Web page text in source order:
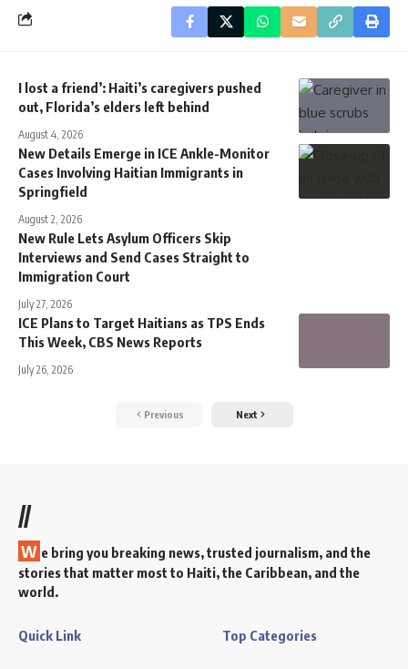
I lost a friend’: Haiti’s caregivers pushed
out, Florida’s elders left behind
August 4, 2026
New Details Emerge in ICE Ankle-Monitor
Cases Involving Haitian Immigrants in
Springfield
August 2, 2026
New Rule Lets Asylum Officers Skip
Interviews and Send Cases Straight to
Immigration Court
July 27, 2026
ICE Plans to Target Haitians as TPS Ends
This Week, CBS News Reports
July 26, 2026
Previous Next
//
W e bring you breaking news, trusted journalism, and the
stories that matter most to Haiti, the Caribbean, and the
world.
Quick Link Top Categories